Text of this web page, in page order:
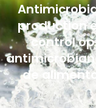
production
control
de